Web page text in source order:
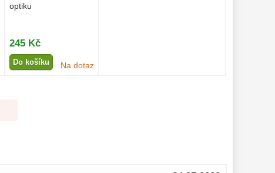
optiku
245 Kč
Do košíku Na dotaz